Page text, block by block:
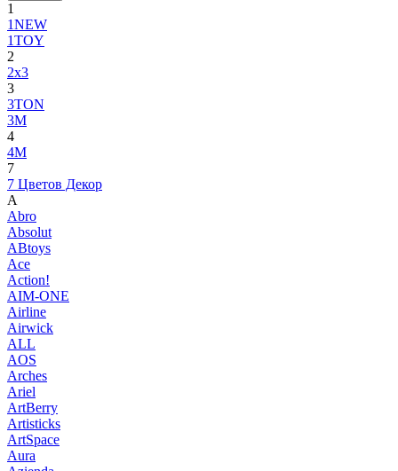
1
1NEW
1TOY
2
2x3
3
3TON
3М
4
4M
7
7 Цветов Декор
A
Abro
Absolut
ABtoys
Ace
Action!
AIM-ONE
Airline
Airwick
ALL
AOS
Arches
Ariel
ArtBerry
Artisticks
ArtSpace
Aura